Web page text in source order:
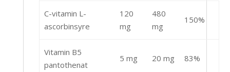
C-vitamin L-
ascorbinsyre
120
mg
480
mg
150%
Vitamin B5
pantothenat
5 mg 20 mg 83%